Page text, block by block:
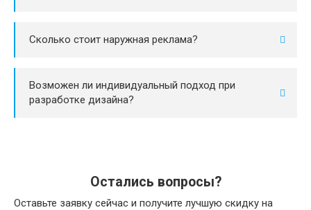
Сколько стоит наружная реклама?
Возможен ли индивидуальный подход при
разработке дизайна?
Остались вопросы?
Оставьте заявку сейчас и получите лучшую скидку на